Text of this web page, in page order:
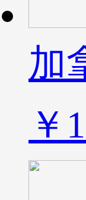
加
￥